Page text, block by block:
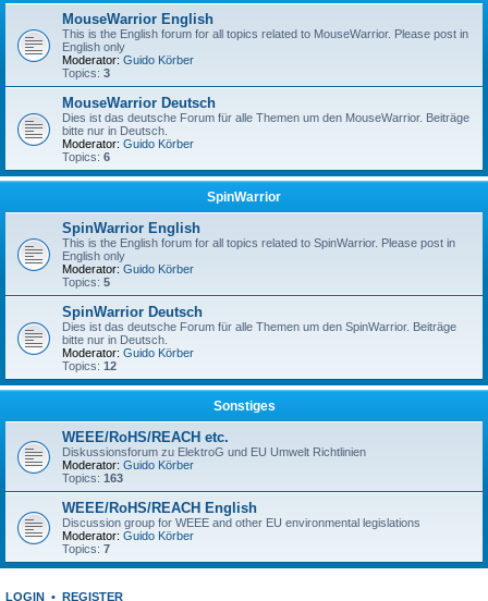
MouseWarrior English
This is the English forum for all topics related to MouseWarrior. Please post in
English only
Moderator: Guido Körber
Topics: 3
MouseWarrior Deutsch
Dies ist das deutsche Forum für alle Themen um den MouseWarrior. Beiträge
bitte nur in Deutsch.
Moderator: Guido Körber
Topics: 6
SpinWarrior
SpinWarrior English
This is the English forum for all topics related to SpinWarrior. Please post in
English only
Moderator: Guido Körber
Topics: 5
SpinWarrior Deutsch
Dies ist das deutsche Forum für alle Themen um den SpinWarrior. Beiträge
bitte nur in Deutsch.
Moderator: Guido Körber
Topics: 12
Sonstiges
WEEE/RoHS/REACH etc.
Diskussionsforum zu ElektroG und EU Umwelt Richtlinien
Moderator: Guido Körber
Topics: 163
WEEE/RoHS/REACH English
Discussion group for WEEE and other EU environmental legislations
Moderator: Guido Körber
Topics: 7
LOGIN • REGISTER